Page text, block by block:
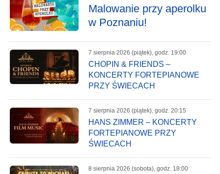
Malowanie przy aperolku
w Poznaniu!
7 sierpnia 2026 (piątek), godz. 19:00
CHOPIN & FRIENDS –
KONCERTY FORTEPIANOWE
PRZY ŚWIECACH
7 sierpnia 2026 (piątek), godz. 20:15
HANS ZIMMER – KONCERTY
FORTEPIANOWE PRZY
ŚWIECACH
8 sierpnia 2026 (sobota), godz. 18:00